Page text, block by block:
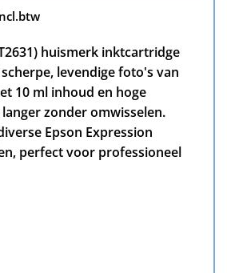
huismerk inktcartridge
levendige foto's van
10 ml inhoud en hoge
zonder omwisselen.
Epson Expression
perfect voor professioneel
inktcartridge foto zwart huismerk